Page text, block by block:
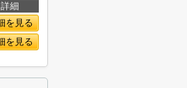
詳細
を見る
を見る